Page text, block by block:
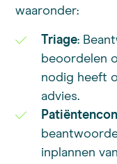
waaronder:
Triage:
beoordelen
nodig heeft
advies.
inplannen